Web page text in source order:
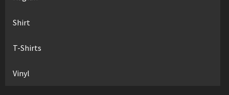
Shirt
T-Shirts
Vinyl